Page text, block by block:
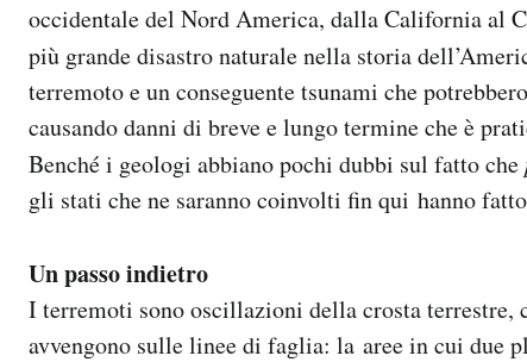
occidentale del Nord America, dalla California al
più grande disastro naturale nella storia
terremoto e un conseguente tsunami che
causando danni di breve e lungo termine che è
Benché i geologi abbiano pochi dubbi sul fatto che
gli stati che ne saranno coinvolti fin qui hanno
Un passo indietro
I terremoti sono oscillazioni della crosta terrestre,
avvengono sulle linee di faglia: la aree in cui due